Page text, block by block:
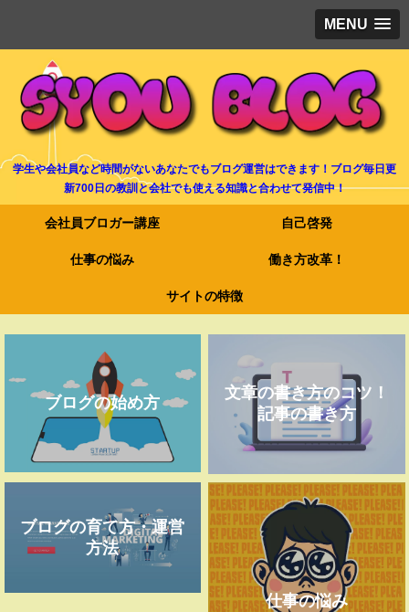
MENU
学生や会社員など時間がないあなたでもブログ運営はできます！ブログ毎日更
新700日の教訓と会社でも使える知識と合わせて発信中！
会社員ブロガー講座 自己啓発
仕事の悩み 働き方改革！
サイトの特徴
ブログの始め方
文章の書き方のコツ！
記事の書き方
ブログの育て方・運営
方法
仕事の悩み